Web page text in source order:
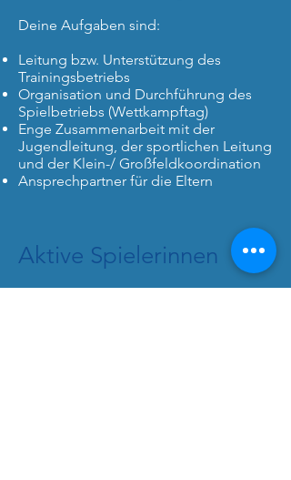
Deine Aufgaben sind:
Leitung bzw. Unterstützung des
Trainingsbetriebs
Organisation und Durchführung des
Spielbetriebs (Wettkampftag)
Enge Zusammenarbeit mit der
Jugendleitung, der sportlichen Leitung
und der Klein-/ Großfeldkoordination
Ansprechpartner für die Eltern
Aktive Spielerinnen